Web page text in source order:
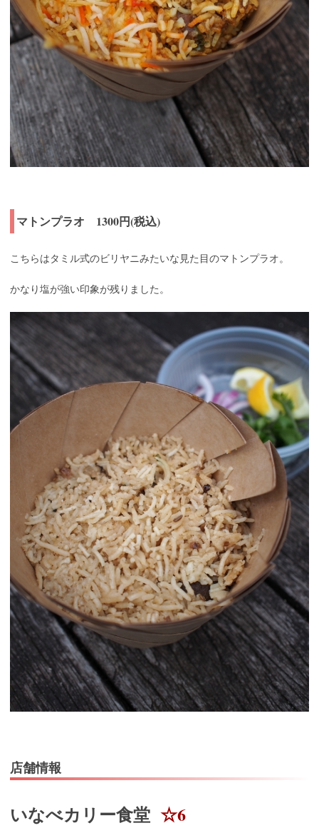
マトンプラオ 1300円(税込)
こちらはタミル式のビリヤニみたいな見た目のマトンプラオ。
かなり塩が強い印象が残りました。
店舗情報
いなべカリー食堂 ☆6